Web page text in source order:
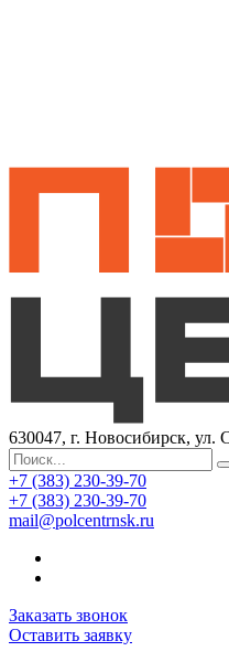
630047, г. Новосибирск, ул.
+7 (383) 230-39-70
+7 (383) 230-39-70
mail@polcentrnsk.ru
Заказать звонок
Оставить заявку